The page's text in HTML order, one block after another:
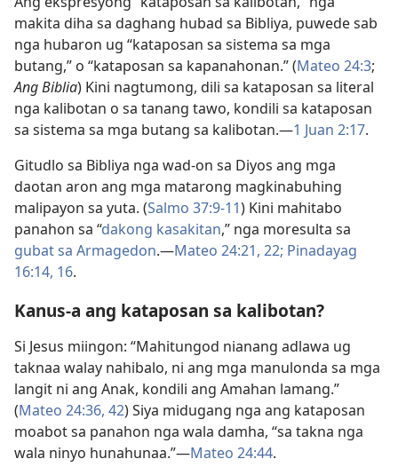
makita diha sa daghang hubad sa Bibliya, puwede sab
nga hubaron ug “kataposan sa sistema sa mga
butang,” o “kataposan sa kapanahonan.” (Mateo 24:3;
Ang Biblia) Kini nagtumong, dili sa kataposan sa literal
nga kalibotan o sa tanang tawo, kondili sa kataposan
sa sistema sa mga butang sa kalibotan.—1 Juan 2:17.
Gitudlo sa Bibliya nga wad-on sa Diyos ang mga
daotan aron ang mga matarong magkinabuhing
malipayon sa yuta. (Salmo 37:9-11) Kini mahitabo
panahon sa “dakong kasakitan,” nga moresulta sa
gubat sa Armagedon.—Mateo 24:21, 22; Pinadayag
16:14, 16.
Kanus-a ang kataposan sa kalibotan?
Si Jesus miingon: “Mahitungod nianang adlawa ug
taknaa walay nahibalo, ni ang mga manulonda sa mga
langit ni ang Anak, kondili ang Amahan lamang.”
(Mateo 24:36, 42) Siya midugang nga ang kataposan
moabot sa panahon nga wala damha, “sa takna nga
wala ninyo hunahunaa.”—Mateo 24:44.